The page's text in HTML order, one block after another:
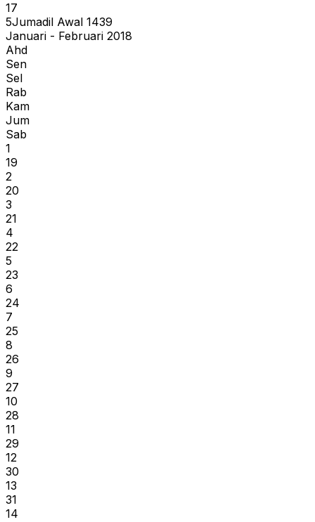
17
5Jumadil Awal 1439
Januari - Februari 2018
Ahd
Sen
Sel
Rab
Kam
Jum
Sab
1
19
2
20
3
21
4
22
5
23
6
24
7
25
8
26
9
27
10
28
11
29
12
30
13
31
14